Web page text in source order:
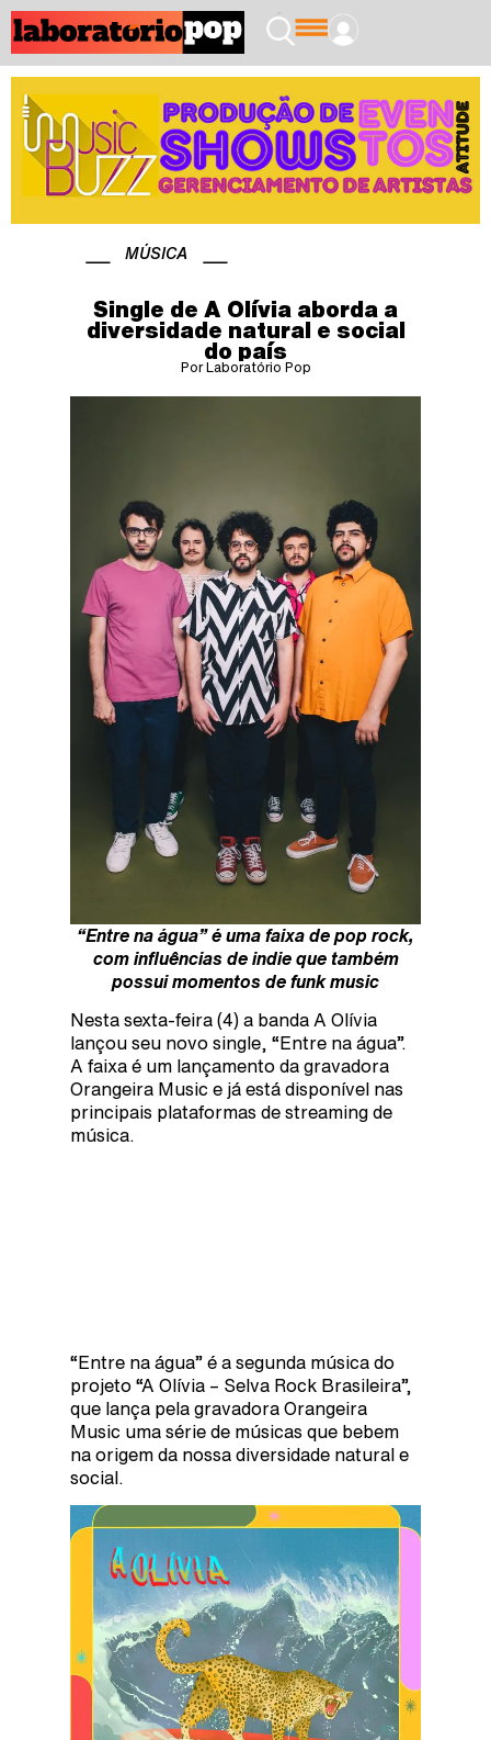
MÚSICA
Single de A Olívia aborda a
diversidade natural e social
do país
Por Laboratório Pop
“Entre na água” é uma faixa de pop rock,
com influências de indie que também
possui momentos de funk music
Nesta sexta-feira (4) a banda A Olívia
lançou seu novo single, “Entre na água”.
A faixa é um lançamento da gravadora
Orangeira Music e já está disponível nas
principais plataformas de streaming de
música.
“Entre na água” é a segunda música do
projeto “A Olívia – Selva Rock Brasileira”,
que lança pela gravadora Orangeira
Music uma série de músicas que bebem
na origem da nossa diversidade natural e
social.